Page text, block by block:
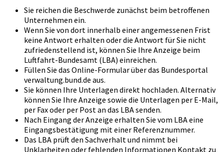
Sie reichen die Beschwerde zunächst beim betroffenen
Unternehmen ein.
Wenn Sie von dort innerhalb einer angemessenen Frist
keine Antwort erhalten oder die Antwort für Sie nicht
zufriedenstellend ist, können Sie Ihre Anzeige beim
Luftfahrt-Bundesamt (LBA) einreichen.
Füllen Sie das Online-Formular über das Bundesportal
verwaltung.bund.de aus.
Sie können Ihre Unterlagen direkt hochladen. Alternativ
können Sie Ihre Anzeige sowie die Unterlagen per E-Mail,
per Fax oder per Post an das LBA senden.
Nach Eingang der Anzeige erhalten Sie vom LBA eine
Eingangsbestätigung mit einer Referenznummer.
Das LBA prüft den Sachverhalt und nimmt bei
Unklarheiten oder fehlenden Informationen Kontakt zu